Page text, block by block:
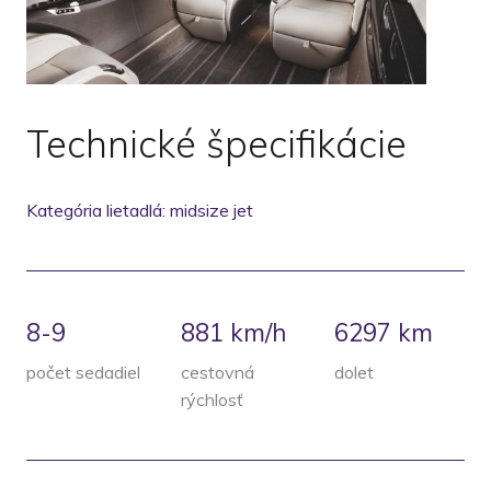
Technické špecifikácie
Kategória lietadlá: midsize jet
8-9
počet sedadiel
881 km/h
cestovná
rýchlosť
6297 km
dolet